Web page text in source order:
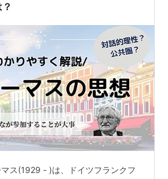
ス(1929 - )は、ドイツフランクフ